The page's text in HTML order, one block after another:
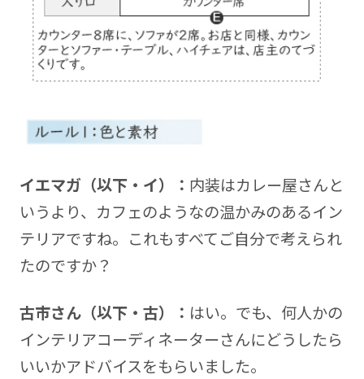
イエマガ（以下・イ）： 内装はカレー屋さんと
いうより、カフェのようなの温かみのあるイン
テリアですね。これもすべてご自分で考えられ
たのですか？
古市さん（以下・古）： はい。でも、何人かの
インテリアコーディネーターさんにどうしたら
いいかアドバイスをもらいました。